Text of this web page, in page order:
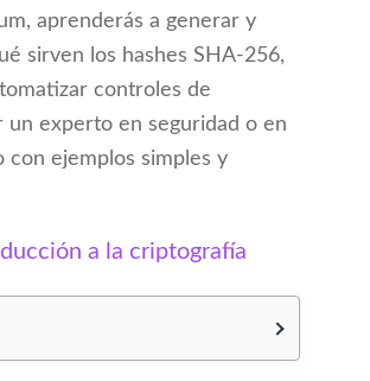
aprenderás a generar y
sirven los hashes SHA-256,
controles de
un experto en seguridad o en
con ejemplos simples y
a la criptografía